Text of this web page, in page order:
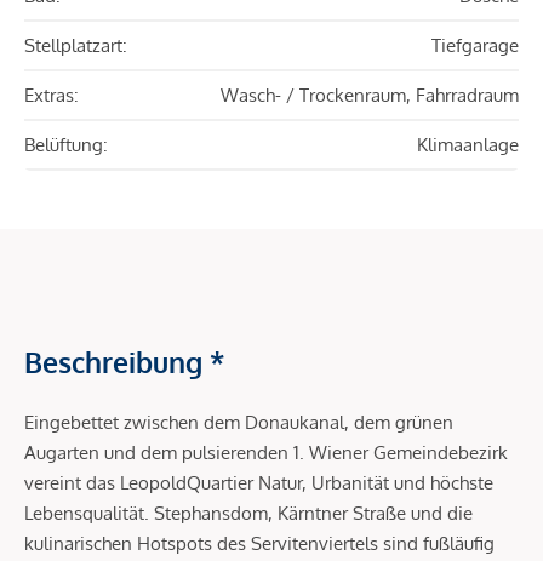
Stellplatzart: Tiefgarage
Extras: Wasch- / Trockenraum, Fahrradraum
Belüftung: Klimaanlage
Beschreibung *
Eingebettet zwischen dem Donaukanal, dem grünen
Augarten und dem pulsierenden 1. Wiener Gemeindebezirk
vereint das LeopoldQuartier Natur, Urbanität und höchste
Lebensqualität. Stephansdom, Kärntner Straße und die
kulinarischen Hotspots des Servitenviertels sind fußläufig